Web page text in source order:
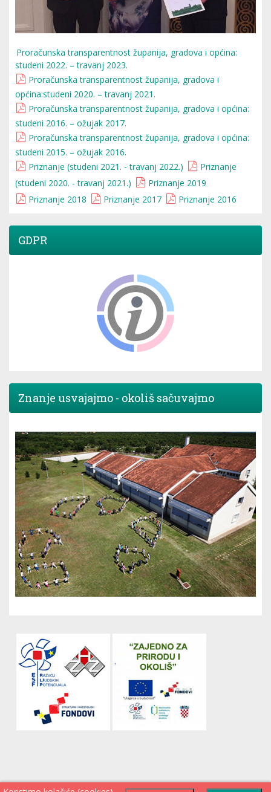
Proračunska transparentnost županija, gradova i općina:
studeni 2022. – travanj 2023.
Proračunska transparentnost županija, gradova i
općina:studeni 2020. – travanj 2021.
Proračunska transparentnost županija, gradova i općina:
studeni 2016. – ožujak 2017.
Proračunska transparentnost županija, gradova i općina:
studeni 2015. – ožujak 2016.
Priznanje (studeni 2021. - travanj 2022.)
Priznanje
(studeni 2020. - travanj 2021.)
Priznanje 2019
Priznanje 2018
Priznanje 2017 Priznanje 2016
GDPR
Znanje usvajajmo - okoliš sačuvajmo